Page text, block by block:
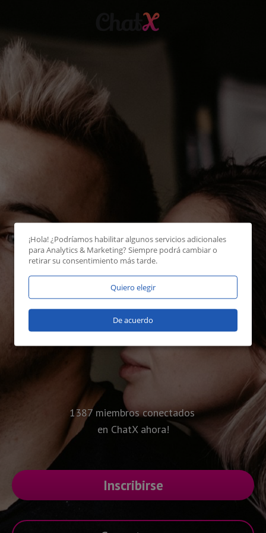
1387 miembros conectados
en ChatX ahora!
Inscribirse
¡Hola! ¿Podríamos habilitar algunos servicios adicionales
paraAnalytics & Marketing? Siempre podrá cambiar o
retirar su consentimiento más tarde.
Quiero elegir
De acuerdo